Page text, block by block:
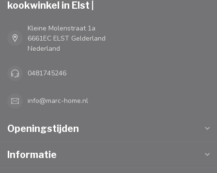
kookwinkel in Elst |
Kleine Molenstraat 1a
6661EC ELST Gelderland
Nederland
0481745246
info@marc-home.nl
Openingstijden
Informatie